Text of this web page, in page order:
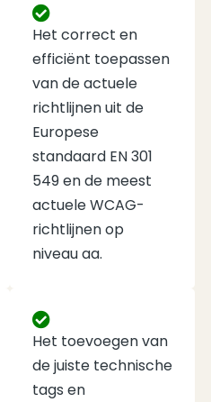
Het correct en
efficiënt toepassen
van de actuele
richtlijnen uit de
Europese
standaard EN 301
549 en de meest
actuele WCAG-
richtlijnen op
niveau aa.
Het toevoegen van
de juiste technische
tags en